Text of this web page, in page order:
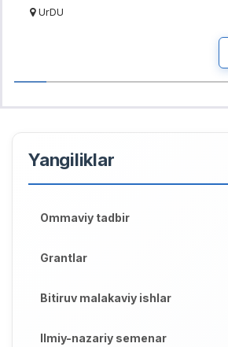
UrDU
Yangiliklar
Ommaviy tadbir
Grantlar
Bitiruv malakaviy ishlar
Ilmiy-nazariy semenar